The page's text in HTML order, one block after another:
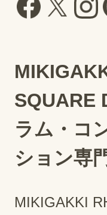
SQUARE
ラム・コ
ション専
MIKIGAKKI